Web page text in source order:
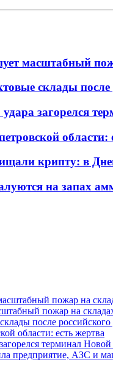
масштабный
склады после
удара загорелся
области:
крипту: в
на запах
пожар на
после российского
области: есть жертва
терминал
предприятие, АЗС и